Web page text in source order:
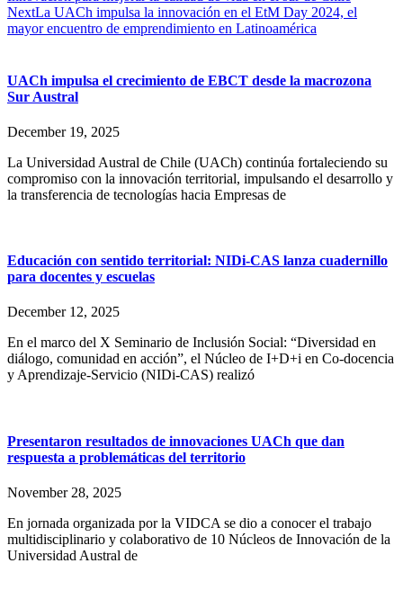
NextLa UACh impulsa la innovación en el EtM Day 2024, el
mayor encuentro de emprendimiento en Latinoamérica
UACh impulsa el crecimiento de EBCT desde la macrozona
Sur Austral
December 19, 2025
La Universidad Austral de Chile (UACh) continúa fortaleciendo su
compromiso con la innovación territorial, impulsando el desarrollo y
la transferencia de tecnologías hacia Empresas de
Educación con sentido territorial: NIDi-CAS lanza cuadernillo
para docentes y escuelas
December 12, 2025
En el marco del X Seminario de Inclusión Social: “Diversidad en
diálogo, comunidad en acción”, el Núcleo de I+D+i en Co-docencia
y Aprendizaje-Servicio (NIDi-CAS) realizó
Presentaron resultados de innovaciones UACh que dan
respuesta a problemáticas del territorio
November 28, 2025
En jornada organizada por la VIDCA se dio a conocer el trabajo
multidisciplinario y colaborativo de 10 Núcleos de Innovación de la
Universidad Austral de